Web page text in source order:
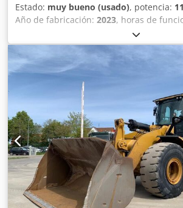
Estado: muy bueno (usado), potencia:
Año de fabricación: 2023, horas de
aire acondicionado,
M317-07B Año de fabricación: 2023
funcionamiento: 2198 horas Cabina
acondicionado Radio Cámara trasera y
telescópica Brazo: 2,50 m Instalación
(para martillo, pinza y cizalla) Dkodpjyi
Acoplamiento rápido OQ70/55 1 x
lubricación central Tamaño de los
aproximadamente un 40 % de vida útil
para el contrapeso Motor con 112 kW
operativo: 18,4 toneladas.